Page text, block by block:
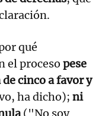
qué
el proceso pese
cinco a favor y
ha dicho); ni
("No soy